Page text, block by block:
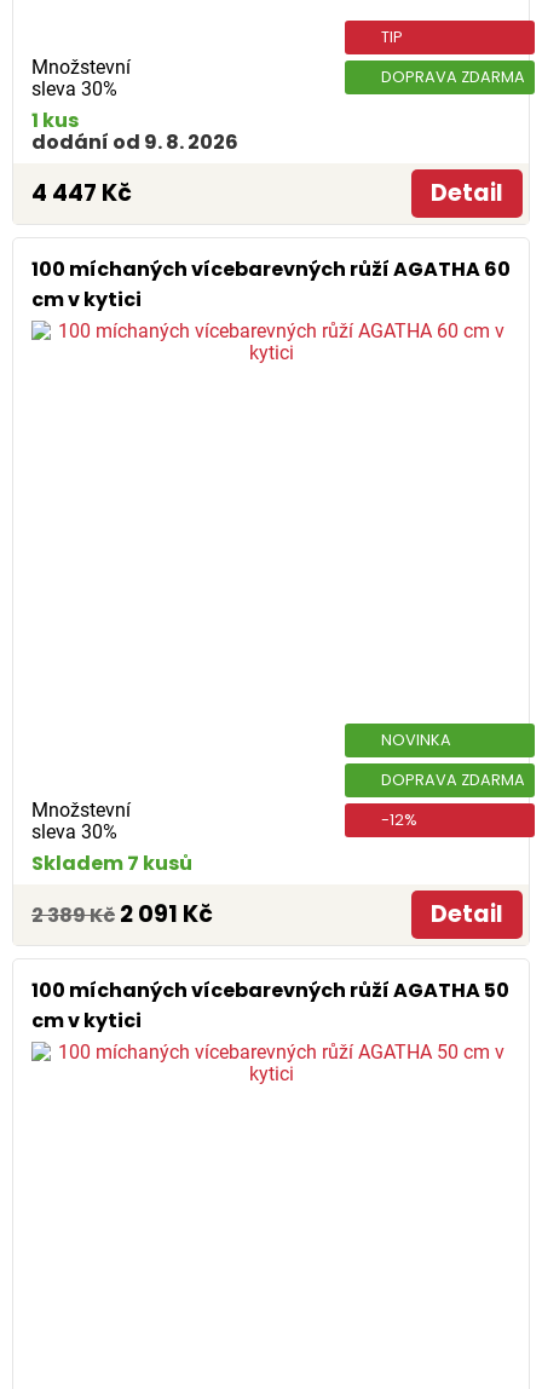
Množstevní
sleva 30%
TIP
DOPRAVA ZDARMA
1 kus
dodání od 9. 8. 2026
4 447 Kč Detail
100 míchaných vícebarevných růží AGATHA 60
cm v kytici
Množstevní
sleva 30%
NOVINKA
DOPRAVA ZDARMA
-12%
Skladem 7 kusů
2 389 Kč 2 091 Kč Detail
100 míchaných vícebarevných růží AGATHA 50
cm v kytici